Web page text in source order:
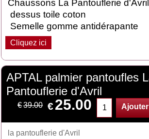
Chaussons La Pantouflerie
dessus toile coton
Semelle gomme antidérapante
Cliquez ici
APTAL palmier pantoufles
Pantouflerie d'Avril
€39.00 €25.00
la pantouflerie d'Avril